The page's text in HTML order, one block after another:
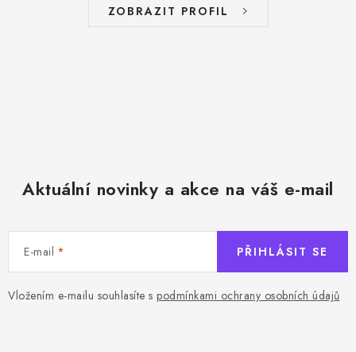
ZOBRAZIT PROFIL
Aktuální novinky a akce na váš e-mail
E-mail
Vložením e-mailu souhlasíte s podmínkami ochrany osobních údajů
PŘIHLÁSIT SE